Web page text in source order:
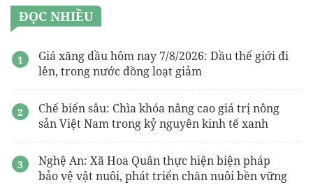
ĐỌC NHIỀU
Giá xăng dầu hôm nay 7/8/2026: Dầu thế giới đi
lên, trong nước đồng loạt giảm
Chế biến sâu: Chìa khóa nâng cao giá trị nông
sản Việt Nam trong kỷ nguyên kinh tế xanh
Nghệ An: Xã Hoa Quân thực hiện biện pháp
bảo vệ vật nuôi, phát triển chăn nuôi bền vững